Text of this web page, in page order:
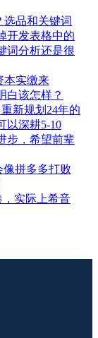
选品和关键词
开发表格中的
词分析还是很
本实缴来
白该怎样？
新规划24年的
以深耕5-10
步，希望前辈
像拼多多打败
实际上希音